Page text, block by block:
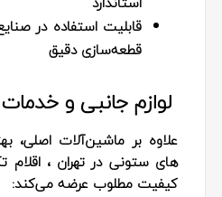
قابلیت استفاده در
قطعه‌سازی دقیق
لوازم جانبی و
علاوه بر ماشین‌آلات اصلی،
های ستونی در تهران ، اقلام
کیفیت مطلوب عرضه می‌کند: